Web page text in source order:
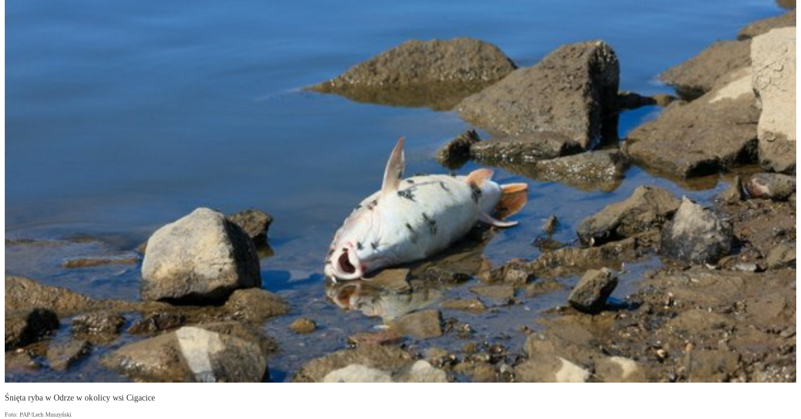
Śnięta ryba w Odrze w okolicy wsi Cigacice
Foto: PAP/Lech Muszyński